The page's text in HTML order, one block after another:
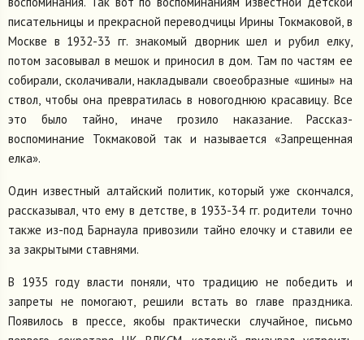
писательницы и прекрасной переводчицы Ирины Токмаковой, в
Москве в 1932-33 гг. знакомый дворник шел и рубил елку,
потом засовывал в мешок и приносил в дом. Там по частям ее
собирали, сколачивали, накладывали своеобразные «шины» на
ствол, чтобы она превратилась в новогоднюю красавицу. Все
это было тайно, иначе грозило наказание. Рассказ-
воспоминание Токмаковой так и называется «Запрещенная
елка».
Один известный алтайский политик, который уже скончался,
рассказывал, что ему в детстве, в 1933-34 гг. родители точно
также из-под Барнаула привозили тайно елочку и ставили ее
за закрытыми ставнями.
В 1935 году власти поняли, что традицию не победить и
запреты не помогают, решили встать во главе праздника.
Появилось в прессе, якобы практически случайное, письмо